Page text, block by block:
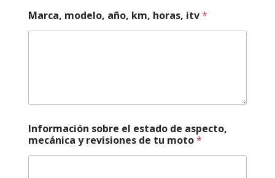
*
k
Marca, modelo, año, km, horas, itv*
Información sobre el estado de aspecto,
mecánica y revisiones de tu moto*